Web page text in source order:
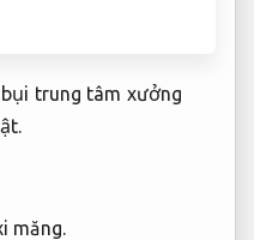
trung tâm xưởng
măng.